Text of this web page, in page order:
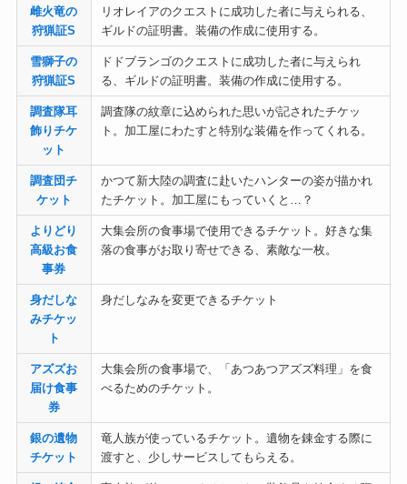
雌火竜の
狩猟証S
リオレイアのクエストに成功した者に与えられる、
ギルドの証明書。装備の作成に使用する。
雪獅子の
狩猟証S
ドドブランゴのクエストに成功した者に与えられ
る、ギルドの証明書。装備の作成に使用する。
調査隊耳
飾りチケ
ット
調査隊の紋章に込められた思いが記されたチケッ
ト。加工屋にわたすと特別な装備を作ってくれる。
調査団チ
ケット
かつて新大陸の調査に赴いたハンターの姿が描かれ
たチケット。加工屋にもっていくと…？
よりどり
高級お食
事券
大集会所の食事場で使用できるチケット。好きな集
落の食事がお取り寄せできる、素敵な一枚。
身だしな
みチケッ
ト
身だしなみを変更できるチケット
アズズお
届け食事
券
大集会所の食事場で、「あつあつアズズ料理」を食
べるためのチケット。
銀の遺物
チケット
竜人族が使っているチケット。遺物を錬金する際に
渡すと、少しサービスしてもらえる。